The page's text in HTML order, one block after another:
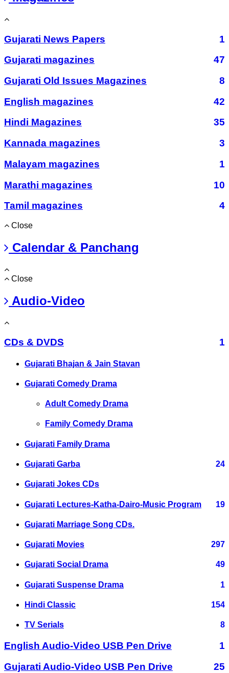
Gujarati News Papers
1
Gujarati magazines
47
Gujarati Old Issues Magazines
8
English magazines
42
Hindi Magazines
35
Kannada magazines
3
Malayam magazines
1
Marathi magazines
10
Tamil magazines
4
Close
Calendar & Panchang
Close
Audio-Video
CDs & DVDS 1
Gujarati Bhajan & Jain Stavan
Gujarati Comedy Drama
Adult Comedy Drama
Family Comedy Drama
Gujarati Family Drama
Gujarati Garba 24
Gujarati Jokes CDs
Gujarati Lectures-Katha-Dairo-Music Program 19
Gujarati Marriage Song CDs.
Gujarati Movies 297
Gujarati Social Drama 49
Gujarati Suspense Drama 1
Hindi Classic 154
TV Serials 8
English Audio-Video USB Pen Drive
1
Gujarati Audio-Video USB Pen Drive
25